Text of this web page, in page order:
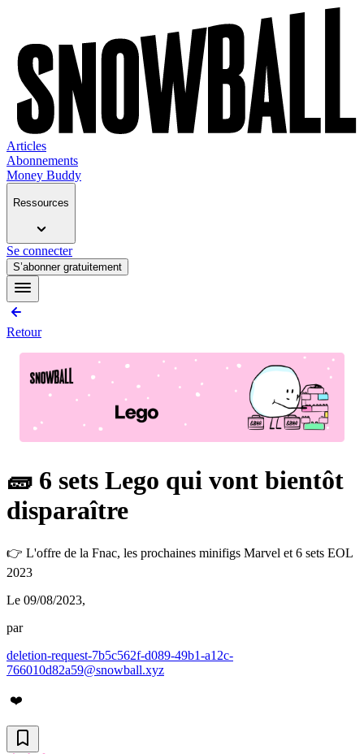
Articles
Abonnements
Money Buddy
Ressources
Se connecter
S’abonner gratuitement
Retour
🧱 6 sets Lego qui vont bientôt
disparaître
👉 L'offre de la Fnac, les prochaines minifigs Marvel et 6 sets EOL
2023
Le 09/08/2023,
par
deletion-request-7b5c562f-d089-49b1-a12c-
766010d82a59@snowball.xyz
❤️